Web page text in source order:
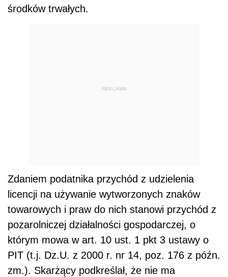
środków trwałych.
REKLAMA
Zdaniem podatnika przychód z udzielenia
licencji na używanie wytworzonych znaków
towarowych i praw do nich stanowi przychód z
pozarolniczej działalności gospodarczej, o
którym mowa w art. 10 ust. 1 pkt 3 ustawy o
PIT (t.j. Dz.U. z 2000 r. nr 14, poz. 176 z późn.
zm.). Skarżący podkreślał, że nie ma